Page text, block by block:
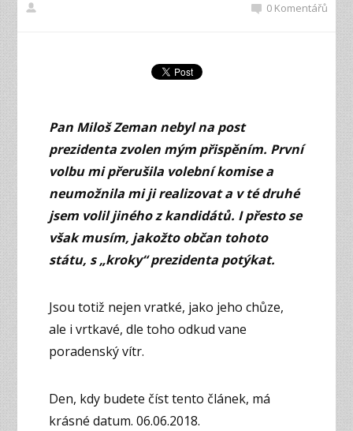
0 Komentářů
Pan Miloš Zeman nebyl na post
prezidenta zvolen mým přispěním. První
volbu mi přerušila volební komise a
neumožnila mi ji realizovat a v té druhé
jsem volil jiného z kandidátů. I přesto se
však musím, jakožto občan tohoto
státu, s „kroky“ prezidenta potýkat.
Jsou totiž nejen vratké, jako jeho chůze,
ale i vrtkavé, dle toho odkud vane
poradenský vítr.
Den, kdy budete číst tento článek, má
krásné datum. 06.06.2018.